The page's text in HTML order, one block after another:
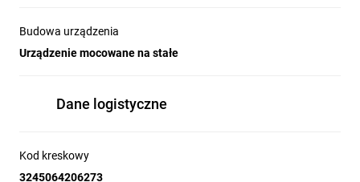
Budowa urządzenia
Urządzenie mocowane na stałe
Dane logistyczne
Kod kreskowy
3245064206273